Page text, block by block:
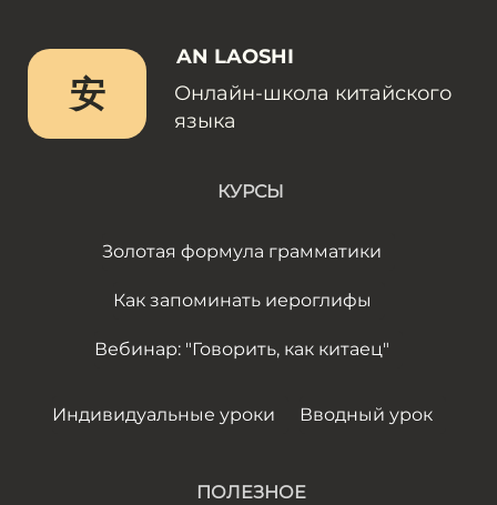
安
AN LAOSHI
Онлайн-школа китайского
языка
КУРСЫ
Золотая формула грамматики
Как запоминать иероглифы
Вебинар: "Говорить, как китаец"
Индивидуальные уроки Вводный урок
ПОЛЕЗНОЕ